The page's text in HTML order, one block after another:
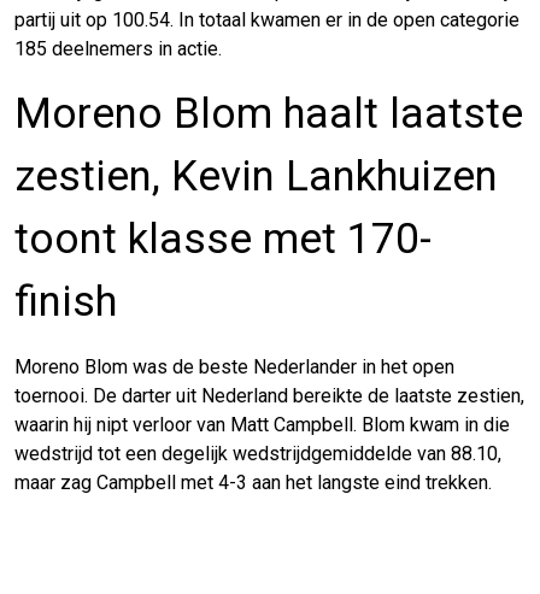
partij uit op 100.54. In totaal kwamen er in de open categorie
185 deelnemers in actie.
Moreno Blom haalt laatste
zestien, Kevin Lankhuizen
toont klasse met 170-
finish
Moreno Blom was de beste Nederlander in het open
toernooi. De darter uit Nederland bereikte de laatste zestien,
waarin hij nipt verloor van Matt Campbell. Blom kwam in die
wedstrijd tot een degelijk wedstrijdgemiddelde van 88.10,
maar zag Campbell met 4-3 aan het langste eind trekken.